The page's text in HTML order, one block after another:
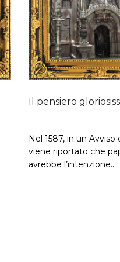
Il pensiero
Nel 1587, in un Avviso
viene riportato che
avrebbe l’intenzione...